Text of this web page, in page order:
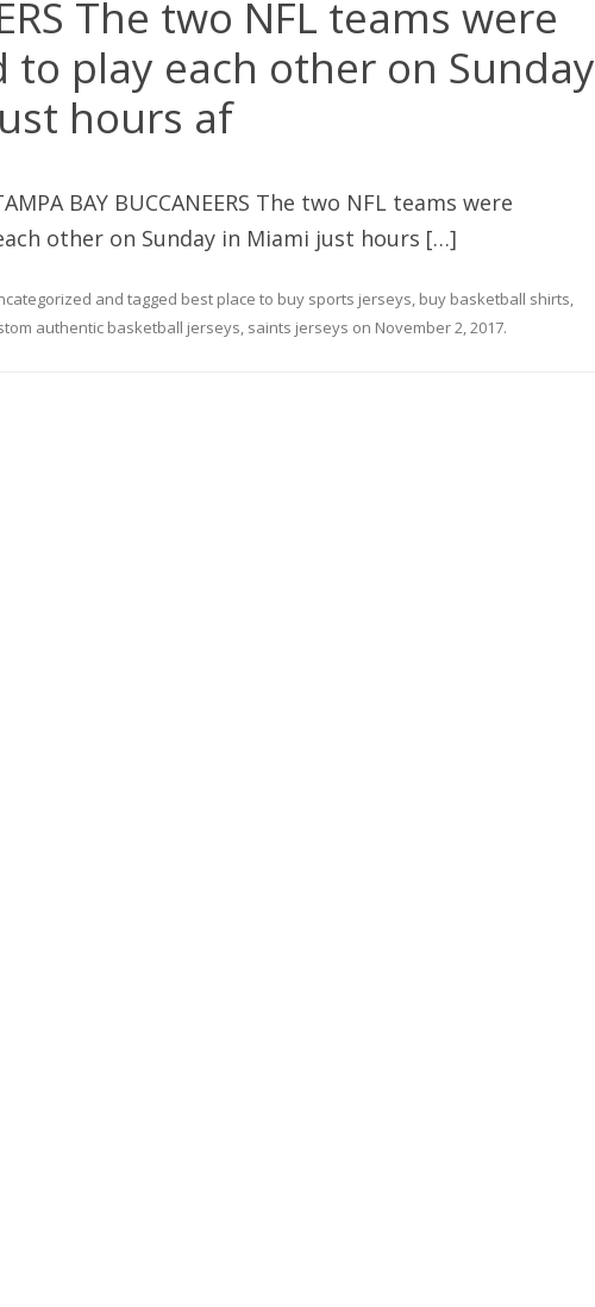
The two NFL teams were
to play each other on Sunday
hours af
BAY BUCCANEERS The two NFL teams were
other on Sunday in Miami just hours […]
and tagged best place to buy sports jerseys, buy basketball shirts,
authentic basketball jerseys, saints jerseys on November 2, 2017.